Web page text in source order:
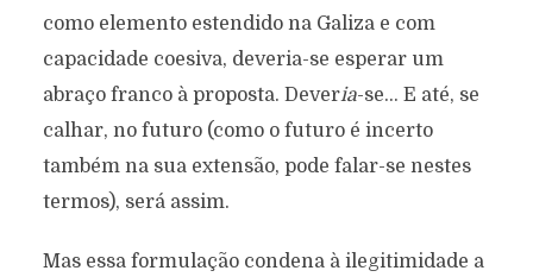
como elemento estendido na Galiza e com
capacidade coesiva, deveria-se esperar um
abraço franco à proposta. Deveria-se… E até, se
calhar, no futuro (como o futuro é incerto
também na sua extensão, pode falar-se nestes
termos), será assim.
Mas essa formulação condena à ilegitimidade a